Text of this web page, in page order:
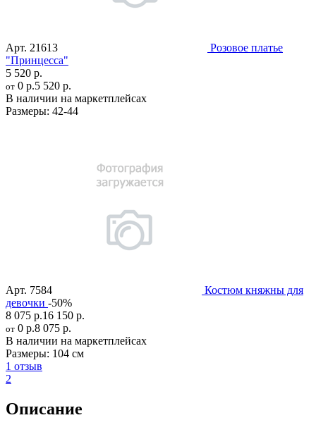
Арт. 21613
Розовое платье
"Принцесса"
5 520 р.
от 0 р.5 520 р.
В наличии на маркетплейсах
Размеры: 42-44
Арт. 7584
Костюм княжны для
девочки -50%
8 075 р.16 150 р.
от 0 р.8 075 р.
В наличии на маркетплейсах
Размеры: 104 см
1 отзыв
2
Описание